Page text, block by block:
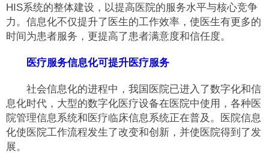
HIS系统的整体建设，以提高医院的服务水平与核心竞争
力。信息化不仅提升了医生的工作效率，使医生有更多的
时间为患者服务，更提高了患者满意度和信任度。
医疗服务信息化可提升医疗服务
社会信息化的进程中，我国医院已进入了数字化和信
息化时代，大型的数字化医疗设备在医院中使用，各种医
院管理信息系统和医疗临床信息系统正在普及。医院信息
化使医院工作流程发生了改变和创新，并使医院得到了发
展。